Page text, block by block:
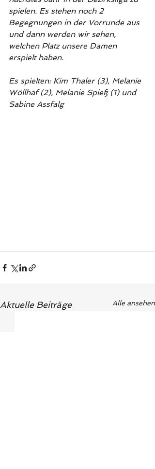
spielen. Es stehen noch 2
Begegnungen in der Vorrunde aus
und dann werden wir sehen,
welchen Platz unsere Damen
erspielt haben.
Es spielten: Kim Thaler (3), Melanie
Wöllhaf (2), Melanie Spieß (1) und
Sabine Assfalg
Aktuelle Beiträge Alle ansehen